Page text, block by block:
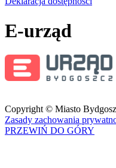
E-urząd
Copyright © Miasto
Zasady zachowania
PRZEWIŃ DO GÓRY